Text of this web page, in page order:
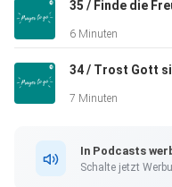
der Liebe
und Gnade und gibt
35 / Finde die
6 Minuten
34 / Trost Gott
7 Minuten
In Podcasts
Schalte jetzt